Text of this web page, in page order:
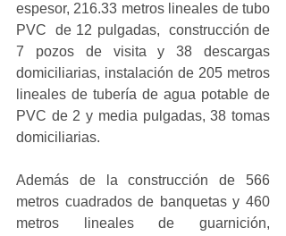
espesor, 216.33 metros lineales de tubo
PVC  de 12 pulgadas,  construcción de
7 pozos de visita y 38 descargas
domiciliarias, instalación de 205 metros
lineales de tubería de agua potable de
PVC de 2 y media pulgadas, 38 tomas
domiciliarias.
Además de la construcción de 566
metros cuadrados de banquetas y 460
metros lineales de guarnición,